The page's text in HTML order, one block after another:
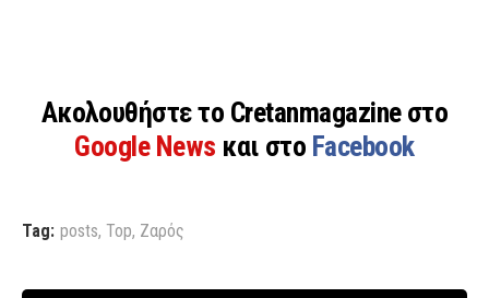
Ακολουθήστε το Cretanmagazine στο
Google News και στο Facebook
Tag: posts, Top, Ζαρός